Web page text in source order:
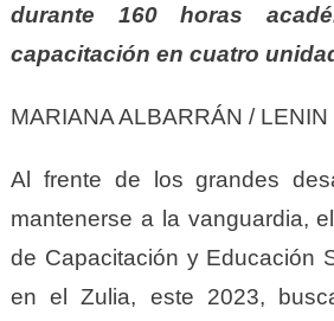
durante 160 horas
capacitación en cuatro
MARIANA ALBARRÁN / LENIN
Al frente de los grandes
mantenerse a la vanguardia,
de Capacitación y Educación
en el Zulia, este 2023,